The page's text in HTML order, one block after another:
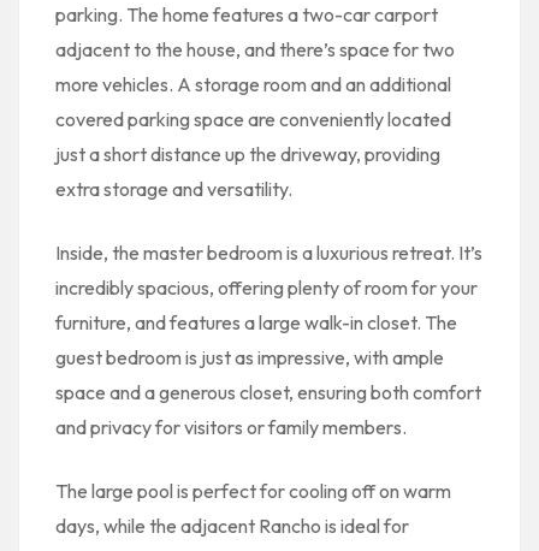
parking. The home features a two-car carport
adjacent to the house, and there’s space for two
more vehicles. A storage room and an additional
covered parking space are conveniently located
just a short distance up the driveway, providing
extra storage and versatility.
Inside, the master bedroom is a luxurious retreat. It’s
incredibly spacious, offering plenty of room for your
furniture, and features a large walk-in closet. The
guest bedroom is just as impressive, with ample
space and a generous closet, ensuring both comfort
and privacy for visitors or family members.
The large pool is perfect for cooling off on warm
days, while the adjacent Rancho is ideal for